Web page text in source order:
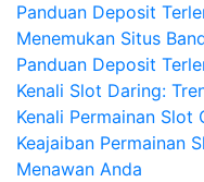
Panduan Deposit
Menemukan Situs
Panduan Deposit
Kenali Slot Daring:
Kenali Permainan Slot
Keajaiban Permainan
Menawan Anda